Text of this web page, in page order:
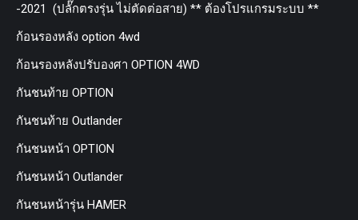
-2021 (ปลั๊กตรงรุ่น ไม่ตัดต่อสาย) ** ต้องโปรแกรมระบบ **
ก้อนรองหลัง option 4wd
ก้อนรองหลังปรับองศา OPTION 4WD
กันชนท้าย OPTION
กันชนท้าย Outlander
กันชนหน้า OPTION
กันชนหน้า Outlander
กันชนหน้ารุ่น HAMER